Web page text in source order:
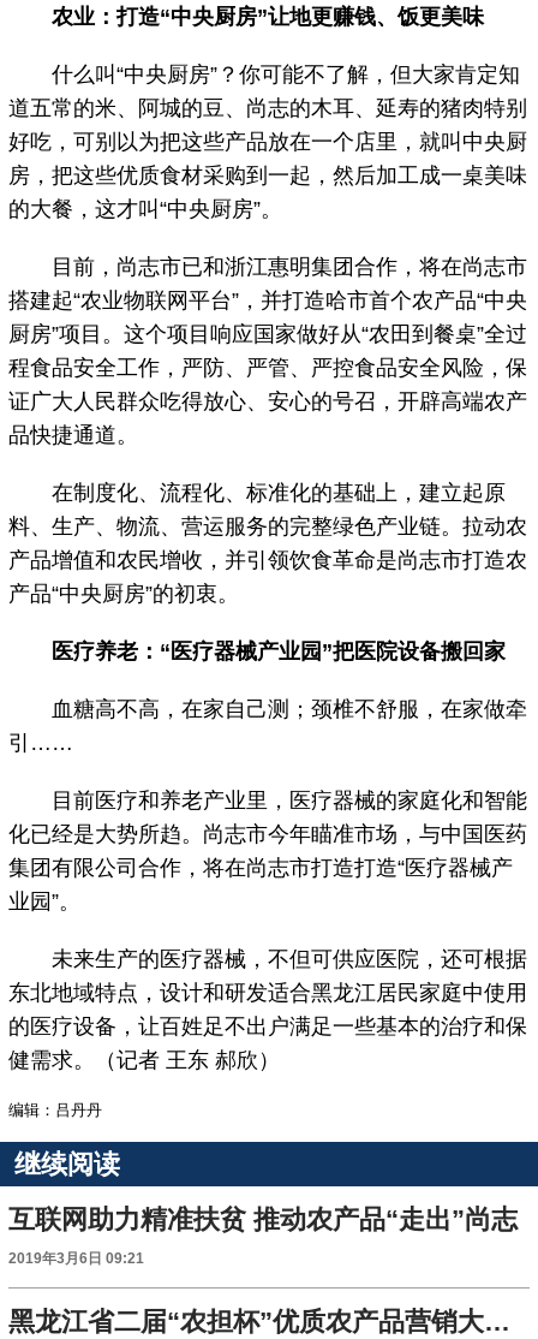
农业：打造“中央厨房”让地更赚钱、饭更美味
什么叫“中央厨房”？你可能不了解，但大家肯定知
道五常的米、阿城的豆、尚志的木耳、延寿的猪肉特别
好吃，可别以为把这些产品放在一个店里，就叫中央厨
房，把这些优质食材采购到一起，然后加工成一桌美味
的大餐，这才叫“中央厨房”。
目前，尚志市已和浙江惠明集团合作，将在尚志市
搭建起“农业物联网平台”，并打造哈市首个农产品“中央
厨房”项目。这个项目响应国家做好从“农田到餐桌”全过
程食品安全工作，严防、严管、严控食品安全风险，保
证广大人民群众吃得放心、安心的号召，开辟高端农产
品快捷通道。
在制度化、流程化、标准化的基础上，建立起原
料、生产、物流、营运服务的完整绿色产业链。拉动农
产品增值和农民增收，并引领饮食革命是尚志市打造农
产品“中央厨房”的初衷。
医疗养老：“医疗器械产业园”把医院设备搬回家
血糖高不高，在家自己测；颈椎不舒服，在家做牵
引……
目前医疗和养老产业里，医疗器械的家庭化和智能
化已经是大势所趋。尚志市今年瞄准市场，与中国医药
集团有限公司合作，将在尚志市打造打造“医疗器械产
业园”。
未来生产的医疗器械，不但可供应医院，还可根据
东北地域特点，设计和研发适合黑龙江居民家庭中使用
的医疗设备，让百姓足不出户满足一些基本的治疗和保
健需求。（记者 王东 郝欣）
编辑：吕丹丹
继续阅读
互联网助力精准扶贫 推动农产品“走出”尚志
2019年3月6日 09:21
黑龙江省二届“农担杯”优质农产品营销大赛落幕